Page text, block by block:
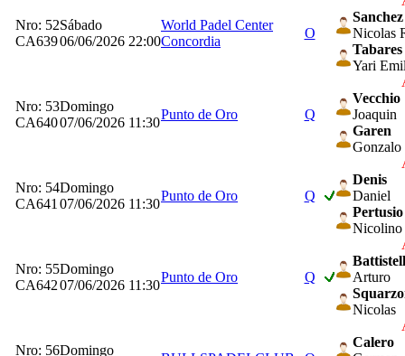
Nro: 52
CA639
Sábado
06/06/2026 22:00
World Padel Center
Concordia
O
Sanchez
Nicolas
Tabares
Yari
Nro: 53
CA640
Domingo
07/06/2026 11:30
Punto de Oro Q
Vecchio
Joaquin
Garen
Gonzalo
Nro: 54
CA641
Domingo
07/06/2026 11:30
Punto de Oro Q
Denis
Daniel
Pertusio
Nicolino
Nro: 55
CA642
Domingo
07/06/2026 11:30
Punto de Oro Q
Arturo
Nicolas
Nro: 56Domingo
Calero